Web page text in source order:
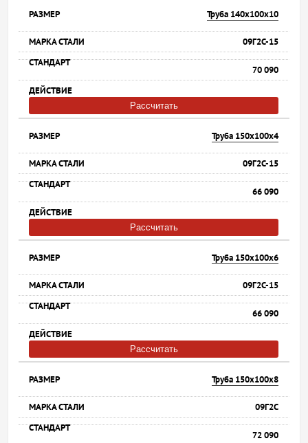
Труба 140х100х10
09Г2С-15
70 090
Рассчитать
Труба 150х100х4
09Г2С-15
66 090
Рассчитать
Труба 150х100х6
09Г2С-15
66 090
Рассчитать
Труба 150х100х8
09Г2С
72 090